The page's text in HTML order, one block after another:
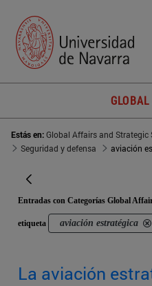
Estás en:Global Affairs and Strategic
Seguridad y defensa
aviación
Entradas con Categorías Global
etiqueta aviación estratégica
La aviación